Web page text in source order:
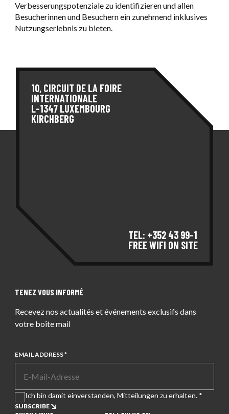
Verbesserungspotenziale zu identifizieren und allen
Besucherinnen und Besuchern ein zunehmend inklusives
Nutzungserlebnis zu bieten.
10, CIRCUIT DE LA FOIRE
INTERNATIONALE
L-1347 LUXEMBOURG
KIRCHBERG
TEL: +352 43 99-1
FREE WIFI ON SITE
TENEZ VOUS INFORMÉ
Recevez nos actualités et événements exclusifs dans
votre boîte mail
EMAIL ADDRESS *
Ich bin damit einverstanden, Mitteilungen zu erhalten. *
SUBSCRIBE